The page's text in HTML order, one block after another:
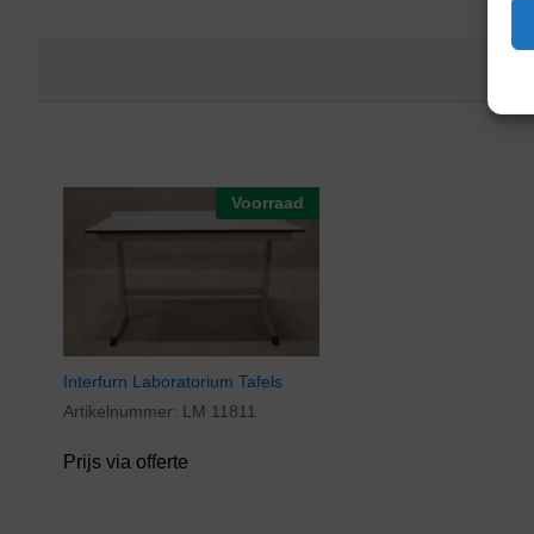
Voorraad
Interfurn Laboratorium Tafels
Artikelnummer: LM 11811
Prijs via offerte